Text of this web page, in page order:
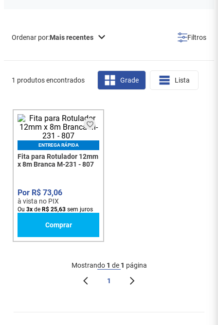
Mais recentes
1 produtos encontrados Grade Lista
ENTREGA RÁPIDA
Fita para Rotulador 12mm
x 8m Branca M-231 - 807
R$ 73,06
à vista no PIX
Ou 3x de R$ 25,63 sem juros
Comprar
Mostrando 1 de 1 página
1